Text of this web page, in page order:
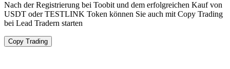
Nach der Registrierung bei Toobit und dem erfolgreichen Kauf von
USDT oder TESTLINK Token können Sie auch mit Copy Trading
bei Lead Tradern starten
Copy Trading